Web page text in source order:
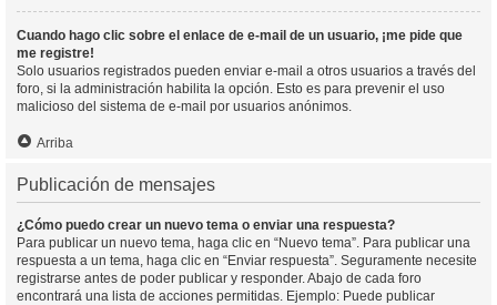
Cuando hago clic sobre el enlace de e-mail de un usuario, ¡me pide que
me registre!
Solo usuarios registrados pueden enviar e-mail a otros usuarios a través del
foro, si la administración habilita la opción. Esto es para prevenir el uso
malicioso del sistema de e-mail por usuarios anónimos.
Arriba
Publicación de mensajes
¿Cómo puedo crear un nuevo tema o enviar una respuesta?
Para publicar un nuevo tema, haga clic en “Nuevo tema”. Para publicar una
respuesta a un tema, haga clic en “Enviar respuesta”. Seguramente necesite
registrarse antes de poder publicar y responder. Abajo de cada foro
encontrará una lista de acciones permitidas. Ejemplo: Puede publicar